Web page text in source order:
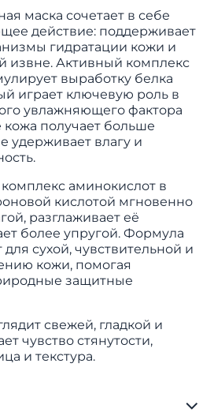
маска сочетает в себе
действие: поддерживает
гидратации кожи и
извне. Активный комплекс
выработку белка
играет ключевую роль в
увлажняющего фактора
кожа получает больше
удерживает влагу и
аминокислот в
кислотой мгновенно
разглаживает её
более упругой. Формула
сухой, чувствительной и
кожи, помогая
защитные
свежей, гладкой и
чувство стянутости,
и текстура.